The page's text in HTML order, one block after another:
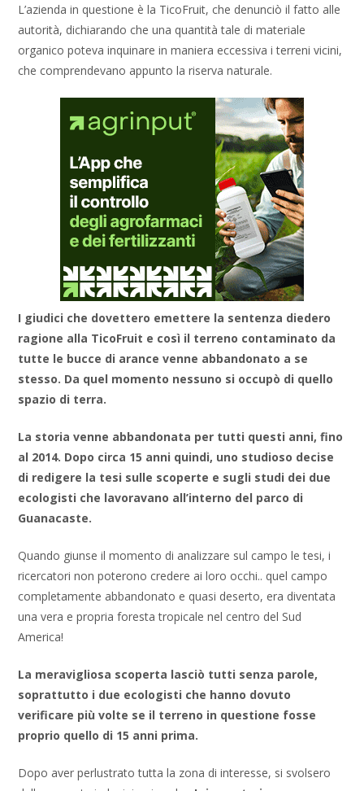
L’azienda in questione è la TicoFruit, che denunciò il fatto alle
autorità, dichiarando che una quantità tale di materiale
organico poteva inquinare in maniera eccessiva i terreni vicini,
che comprendevano appunto la riserva naturale.
I giudici che dovettero emettere la sentenza diedero
ragione alla TicoFruit e così il terreno contaminato da
tutte le bucce di arance venne abbandonato a se
stesso. Da quel momento nessuno si occupò di quello
spazio di terra.
La storia venne abbandonata per tutti questi anni, fino
al 2014. Dopo circa 15 anni quindi, uno studioso decise
di redigere la tesi sulle scoperte e sugli studi dei due
ecologisti che lavoravano all’interno del parco di
Guanacaste.
Quando giunse il momento di analizzare sul campo le tesi, i
ricercatori non poterono credere ai loro occhi.. quel campo
completamente abbandonato e quasi deserto, era diventata
una vera e propria foresta tropicale nel centro del Sud
America!
La meravigliosa scoperta lasciò tutti senza parole,
soprattutto i due ecologisti che hanno dovuto
verificare più volte se il terreno in questione fosse
proprio quello di 15 anni prima.
Dopo aver perlustrato tutta la zona di interesse, si svolsero